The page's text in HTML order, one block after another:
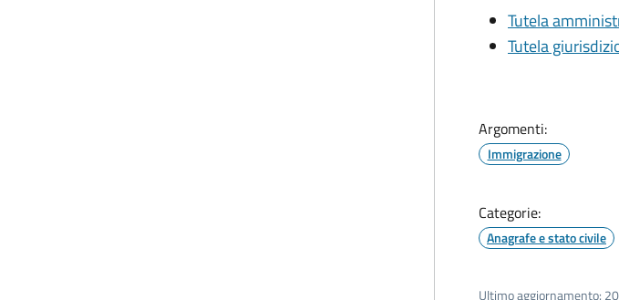
Tutela
Tutela
Argomenti:
Immigrazione
Categorie:
Anagrafe e stato civile
Ultimo aggiornamento: